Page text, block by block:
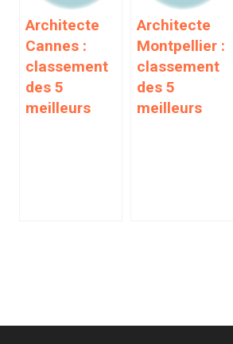
Architecte
Cannes :
classement
des 5
meilleurs
Architecte
Montpellier :
classement
des 5
meilleurs